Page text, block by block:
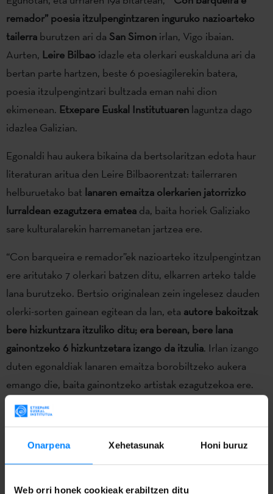
Onarpena Xehetasunak Honi buruz
Web orri honek cookieak erabiltzen ditu
remador” poesia itzulpengintzaren inguruko nazioarteko
tailerra burutzen ari da San Simon irlan, Vigo ibaian.
Aurten, Leire Bilbao idazle eta olerkari euskalduna ari da
bertan parte hartzen, beste 6 poesiagilerekin batera,
poesia itzulpengintzari bultzada eman nahi dion
ekimenean. Etxepare Euskal Institutuaren laguntza dago
idazlea Galizian.
Egonaldi hau aukera bikaina da bertsolaritzan edota haur
literaturan aritua den Leire Bilbaorentzat: tailerraren
helburuetako bat lanaren emaitza olerkarien jatorrizko
lurraldean ezagutzera ematea da, baita horiek Galiziako
sare kulturalarekin harremanetan jartzea ere.
“Con barqueira e remador”ek nazioarteko itzulpengintzan
ere aritutako 7 olerkari batzen ditu, elkarren arteko talde
lana burutzeko. Bertsio originalean zein ingelesez dauden
olerki-sorten gainean egitean da lan, eta autore bakoitzak
bere hizkuntzara itzuliko ditu; era berean, bere lana
gainontzeko 6 hizkuntzetara izango da itzulia. Irlan izango
duten egonaldiak lanaren emaitza borobiltzeko aukera
emango die, baita gainontzeko artistak ezagutzekoa ere.
Gainera, programa kulturala antolatu da ekitaldiaren
baitan,mahai-inguruak edota errezitaldiak
ekintzekin.
Urriaren 12an hasi zen ekimenaConsellería de Cultura de
la Xunta de Galiciaren etaRedondelako Udalaren